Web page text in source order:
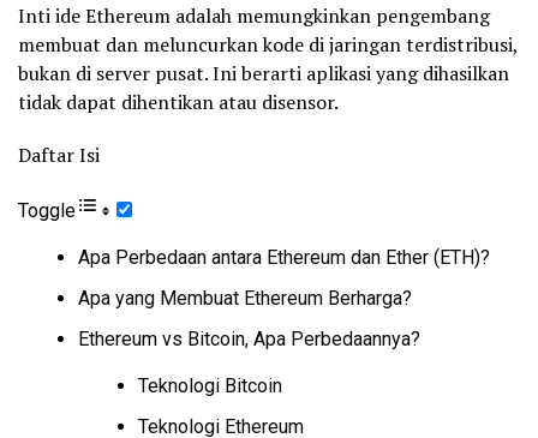
Inti ide Ethereum adalah memungkinkan pengembang
membuat dan meluncurkan kode di jaringan terdistribusi,
bukan di server pusat. Ini berarti aplikasi yang dihasilkan
tidak dapat dihentikan atau disensor.
Daftar Isi
Toggle
Apa Perbedaan antara Ethereum dan Ether (ETH)?
Apa yang Membuat Ethereum Berharga?
Ethereum vs Bitcoin, Apa Perbedaannya?
Teknologi Bitcoin
Teknologi Ethereum